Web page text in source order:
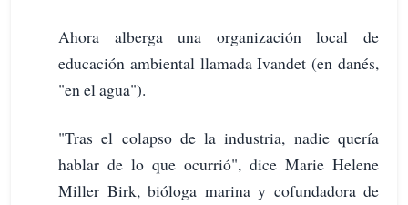
Ahora alberga una organización local de
educación ambiental llamada Ivandet (en danés,
"en el agua").
"Tras el colapso de la industria, nadie quería
hablar de lo que ocurrió", dice Marie Helene
Miller Birk, bióloga marina y cofundadora de